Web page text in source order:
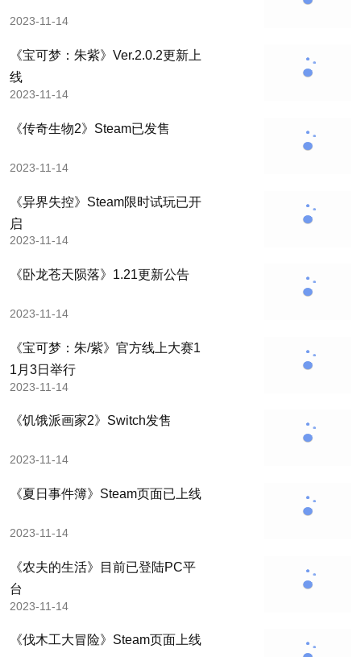
2023-11-14
《宝可梦：朱紫》Ver.2.0.2更新上
线
2023-11-14
《传奇生物2》Steam已发售
2023-11-14
《异界失控》Steam限时试玩已开
启
2023-11-14
《卧龙苍天陨落》1.21更新公告
2023-11-14
《宝可梦：朱/紫》官方线上大赛1
1月3日举行
2023-11-14
《饥饿派画家2》Switch发售
2023-11-14
《夏日事件簿》Steam页面已上线
2023-11-14
《农夫的生活》目前已登陆PC平
台
2023-11-14
《伐木工大冒险》Steam页面上线